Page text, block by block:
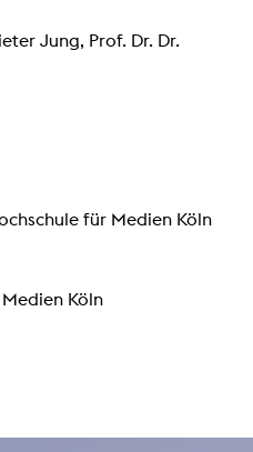
Jung, Prof. Dr. Dr.
für Medien Köln
Köln